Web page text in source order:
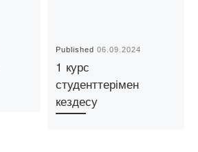
Published06.09.2024
1 курс
студенттерімен
кездесу